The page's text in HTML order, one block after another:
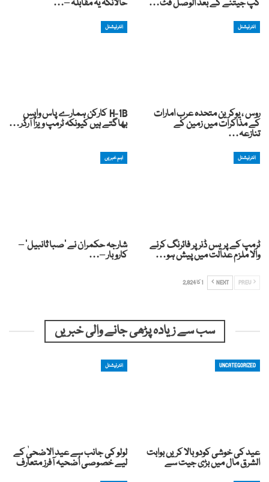
کپ جیتنے کے بعد الوصل فٹ… حالانکہ یہ مقابلہ –…
انٹرنیشنل
روس ، یوکرین متحدہ عرب امارات
کے مذاکرات میں زمین کے
تنازعہ…
انٹرنیشنل
H-1B کارکن ہمارے پاس واپس
بھاگتے ہیں کیونکہ ٹرمپ ویزا آرڈر…
انٹرنیشنل
ٹرمپ کے پریس ڈنر پر فائرنگ کرنے
والا ملزم عدالت میں پیش ہو…
اہم خبریں
شارجہ حکمران نے 'صبا ثانبیل' –
کاروبار –…
NEXT 1 کا 2,824
سب سے زیادہ پڑھی جانے والی خبریں
UNCATEGORIZED
عید کی خوشی کودوبالا کریں بوابت
الشرق مال میں بڑی جیت سے
انٹرنیشنل
لولو کی جانب سے عید الاضحیٰ کے
لیے خصوصی اُضحیہ آفرز متعارف